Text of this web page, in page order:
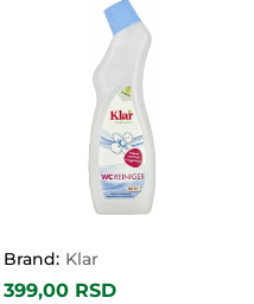
Brand: Klar
399,00 RSD